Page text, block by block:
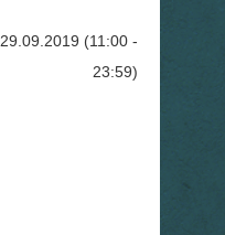
29.09.2019 (11:00 -
23:59)